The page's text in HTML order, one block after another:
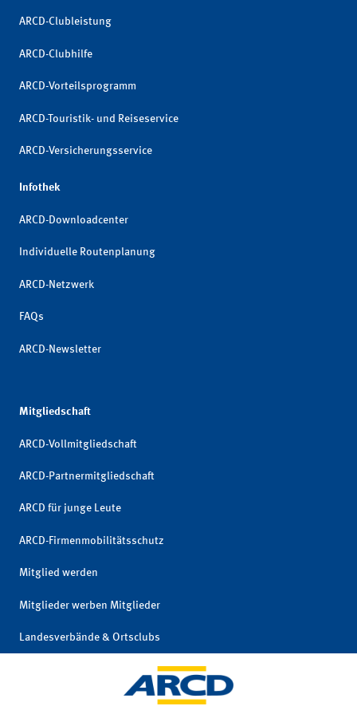
ARCD-Clubleistung
ARCD-Clubhilfe
ARCD-Vorteilsprogramm
ARCD-Touristik- und Reiseservice
ARCD-Versicherungsservice
Infothek
ARCD-Downloadcenter
Individuelle Routenplanung
ARCD-Netzwerk
FAQs
ARCD-Newsletter
Mitgliedschaft
ARCD-Vollmitgliedschaft
ARCD-Partnermitgliedschaft
ARCD für junge Leute
ARCD-Firmenmobilitätsschutz
Mitglied werden
Mitglieder werben Mitglieder
Landesverbände & Ortsclubs